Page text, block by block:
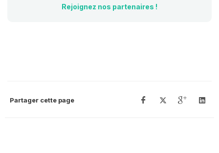
Rejoignez nos partenaires !
Partager cette page